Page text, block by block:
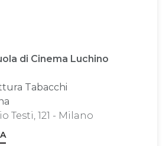
di Cinema Luchino
Tabacchi
Testi, 121 - Milano